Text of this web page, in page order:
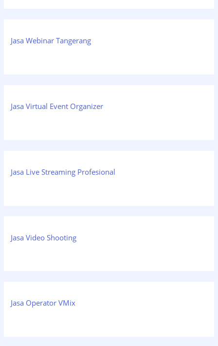
Jasa Webinar Tangerang
Jasa Virtual Event Organizer
Jasa Live Streaming Profesional
Jasa Video Shooting
Jasa Operator VMix